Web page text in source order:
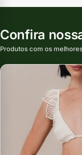
Confira
Produtos com os